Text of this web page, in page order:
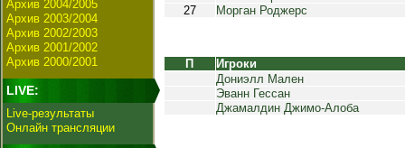
Архив 2004/2005
Архив 2003/2004
Архив 2002/2003
Архив 2001/2002
Архив 2000/2001
LIVE:
Live-результаты
Онлайн трансляции
27
Морган Роджерс
П
Игроки
Дониэлл Мален
Эванн Гессан
Джамалдин Джимо-Алоба